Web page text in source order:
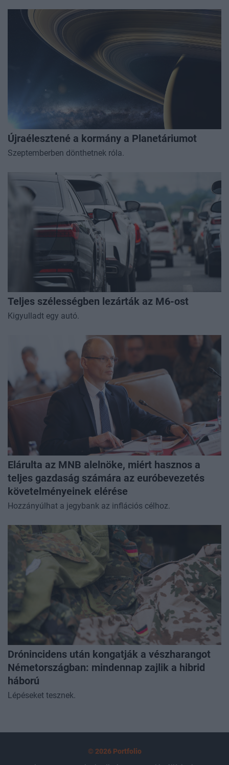
Újraélesztené a kormány a Planetáriumot
Szeptemberben dönthetnek róla.
Teljes szélességben lezárták az M6-ost
Kigyulladt egy autó.
Elárulta az MNB alelnöke, miért hasznos a
teljes gazdaság számára az euróbevezetés
követelményeinek elérése
Hozzányúlhat a jegybank az inflációs célhoz.
Drónincidens után kongatják a vészharangot
Németországban: mindennap zajlik a hibrid
háború
Lépéseket tesznek.
© 2026 Portfolio